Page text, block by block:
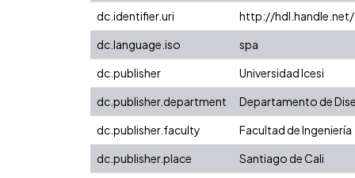
dc.identifier.uri
http://
dc.language.iso
spa
dc.publisher
Universidad Icesi
dc.publisher.department
Departamento de
dc.publisher.faculty
Facultad de Ingeniería
dc.publisher.place
Santiago de Cali